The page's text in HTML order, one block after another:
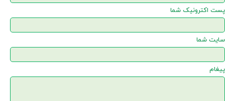
پست اکترونیک شما
سایت شما
پیغام